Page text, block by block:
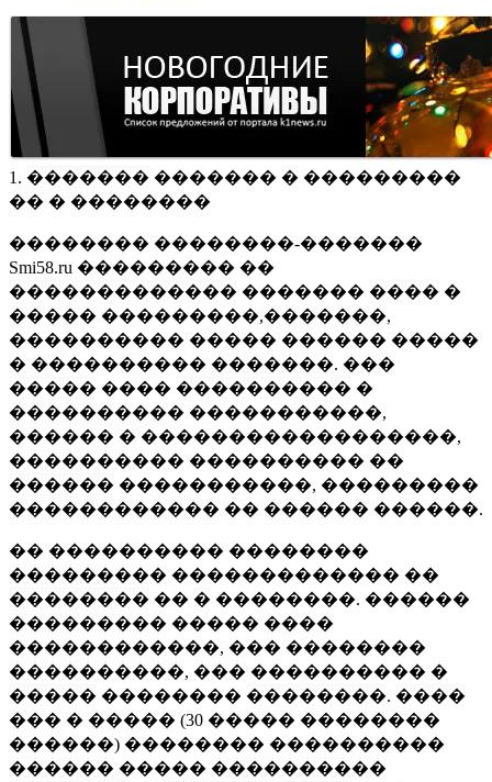
1. ������� ������� � ���������
�� � ��������
�������� ��������-�������
Smi58.ru ��������� ��
������������� ������� ���� �
����� ���������,�������,
���������� ����� ������ �����
� ���������� �������. ���
����� ���� ���������� �
���������� �����������,
������ � ������������������,
���������� ���������� ��
������ �����������, ���������
������������ �� ������ ������.
�� ���������� ��������
��������� ������������� ��
�������� �� � ��������. ������
��������� ����� ����
������������, ��� ��������
����������, ��� ���������� �
����� �������� ��������. ����
��� � ����� (30 ����� ��������
������) �������� ����������
������ ����� ����������